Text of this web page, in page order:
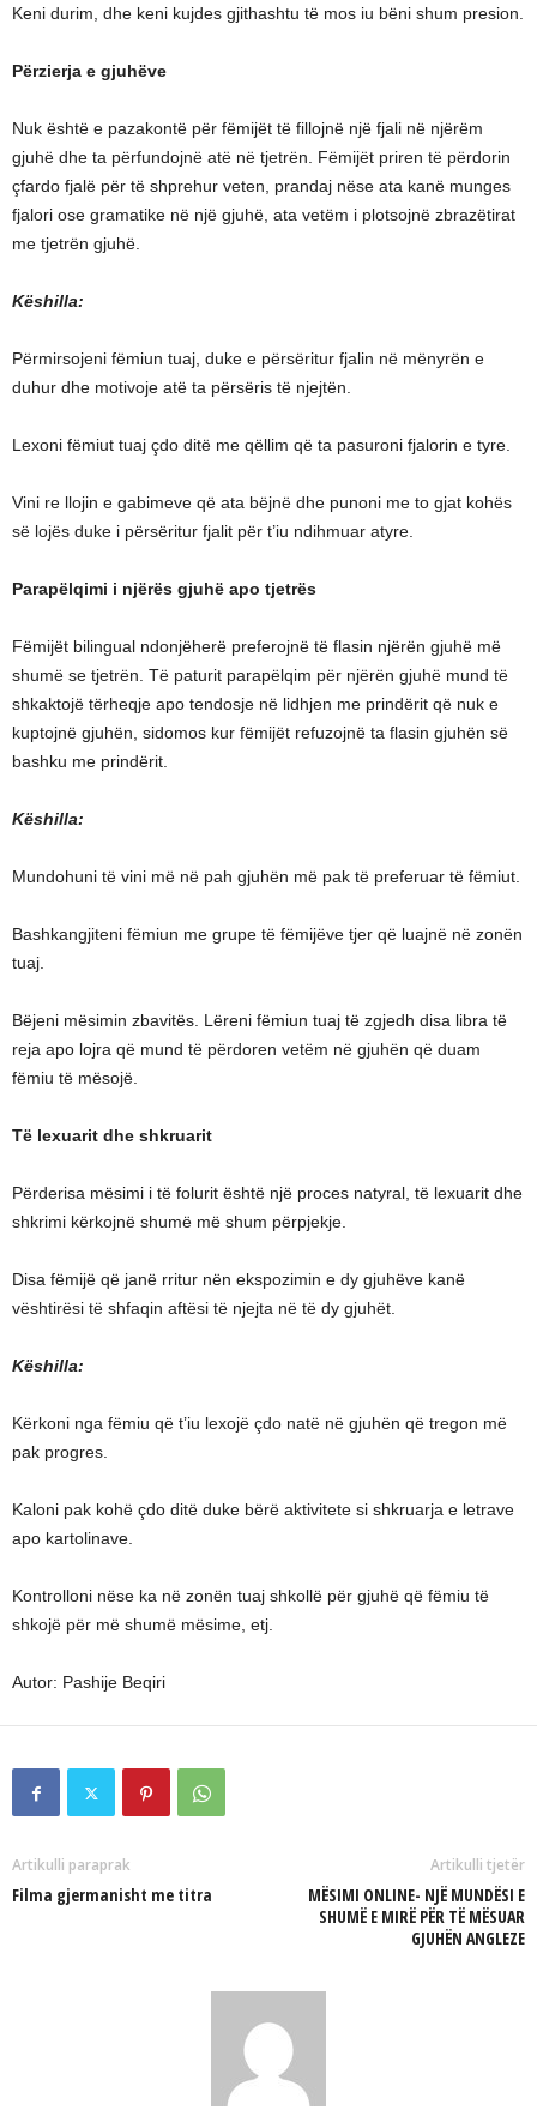
Keni durim, dhe keni kujdes gjithashtu të mos iu bëni shum presion.
Përzierja e gjuhëve
Nuk është e pazakontë për fëmijët të fillojnë një fjali në njërëm
gjuhë dhe ta përfundojnë atë në tjetrën. Fëmijët priren të përdorin
çfardo fjalë për të shprehur veten, prandaj nëse ata kanë munges
fjalori ose gramatike në një gjuhë, ata vetëm i plotsojnë zbrazëtirat
me tjetrën gjuhë.
Këshilla:
Përmirsojeni fëmiun tuaj, duke e përsëritur fjalin në mënyrën e
duhur dhe motivoje atë ta përsëris të njejtën.
Lexoni fëmiut tuaj çdo ditë me qëllim që ta pasuroni fjalorin e tyre.
Vini re llojin e gabimeve që ata bëjnë dhe punoni me to gjat kohës
së lojës duke i përsëritur fjalit për t’iu ndihmuar atyre.
Parapëlqimi i njërës gjuhë apo tjetrës
Fëmijët bilingual ndonjëherë preferojnë të flasin njërën gjuhë më
shumë se tjetrën. Të paturit parapëlqim për njërën gjuhë mund të
shkaktojë tërheqje apo tendosje në lidhjen me prindërit që nuk e
kuptojnë gjuhën, sidomos kur fëmijët refuzojnë ta flasin gjuhën së
bashku me prindërit.
Këshilla:
Mundohuni të vini më në pah gjuhën më pak të preferuar të fëmiut.
Bashkangjiteni fëmiun me grupe të fëmijëve tjer që luajnë në zonën
tuaj.
Bëjeni mësimin zbavitës. Lëreni fëmiun tuaj të zgjedh disa libra të
reja apo lojra që mund të përdoren vetëm në gjuhën që duam
fëmiu të mësojë.
Të lexuarit dhe shkruarit
Përderisa mësimi i të folurit është një proces natyral, të lexuarit dhe
shkrimi kërkojnë shumë më shum përpjekje.
Disa fëmijë që janë rritur nën ekspozimin e dy gjuhëve kanë
vështirësi të shfaqin aftësi të njejta në të dy gjuhët.
Këshilla:
Kërkoni nga fëmiu që t’iu lexojë çdo natë në gjuhën që tregon më
pak progres.
Kaloni pak kohë çdo ditë duke bërë aktivitete si shkruarja e letrave
apo kartolinave.
Kontrolloni nëse ka në zonën tuaj shkollë për gjuhë që fëmiu të
shkojë për më shumë mësime, etj.
Autor: Pashije Beqiri
Artikulli paraprak
Filma gjermanisht me titra
Artikulli tjetër
MËSIMI ONLINE- NJË MUNDËSI E
SHUMË E MIRË PËR TË MËSUAR
GJUHËN ANGLEZE